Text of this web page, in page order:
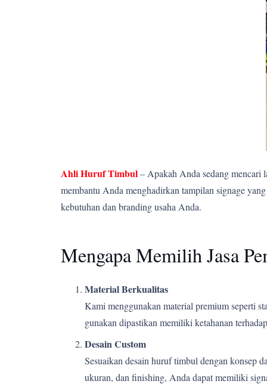
Ahli Huruf Timbul– Apakah Anda sedang mencari
membantu Anda menghadirkan tampilan signage
kebutuhan dan branding usaha Anda.
Mengapa Memilih Jasa
Material Berkualitas
Kami menggunakan material premium seperti
gunakan dipastikan memiliki ketahanan
Desain Custom
Sesuaikan desain huruf timbul dengan konsep
ukuran, dan finishing, Anda dapat memiliki